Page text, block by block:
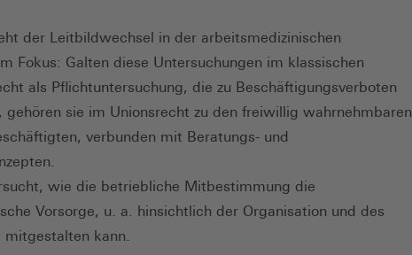
der Leitbildwechsel in der arbeitsmedizinischen
Fokus: Galten diese Untersuchungen im klassischen
als Pflichtuntersuchung, die zu Beschäftigungsverboten
gehören sie im Unionsrecht zu den freiwillig wahrnehmbaren
verbunden mit Beratungs- und
wie die betriebliche Mitbestimmung die
Vorsorge, u. a. hinsichtlich der Organisation und des
mitgestalten kann.